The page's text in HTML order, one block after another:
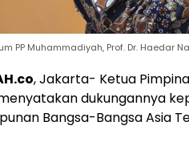
PP Muhammadiyah, Prof. Dr. Haedar
, Jakarta- Ketua
dukungannya
Bangsa-Bangsa Asia